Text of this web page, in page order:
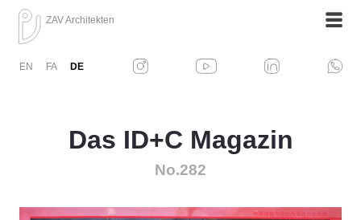
ZAV Architekten
EN FA DE
Das ID+C Magazin
No.282